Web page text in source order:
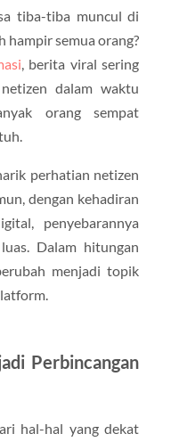
tiba-tiba muncul di
hampir semua orang?
, berita viral sering
dalam waktu
orang sempat
perhatian netizen
dengan kehadiran
penyebarannya
Dalam hitungan
menjadi topik
Perbincangan
hal-hal yang dekat